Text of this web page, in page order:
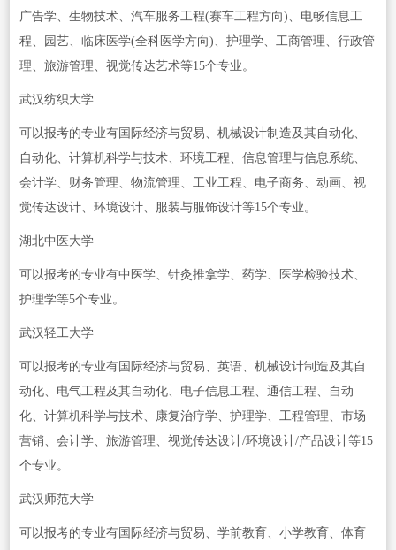
广告学、生物技术、汽车服务工程(赛车工程方向)、电畅信息工
程、园艺、临床医学(全科医学方向)、护理学、工商管理、行政管
理、旅游管理、视觉传达艺术等15个专业。
武汉纺织大学
可以报考的专业有国际经济与贸易、机械设计制造及其自动化、
自动化、计算机科学与技术、环境工程、信息管理与信息系统、
会计学、财务管理、物流管理、工业工程、电子商务、动画、视
觉传达设计、环境设计、服装与服饰设计等15个专业。
湖北中医大学
可以报考的专业有中医学、针灸推拿学、药学、医学检验技术、
护理学等5个专业。
武汉轻工大学
可以报考的专业有国际经济与贸易、英语、机械设计制造及其自
动化、电气工程及其自动化、电子信息工程、通信工程、自动
化、计算机科学与技术、康复治疗学、护理学、工程管理、市场
营销、会计学、旅游管理、视觉传达设计/环境设计/产品设计等15
个专业。
武汉师范大学
可以报考的专业有国际经济与贸易、学前教育、小学教育、体育